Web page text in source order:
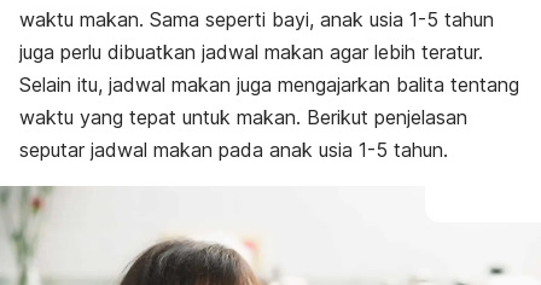
waktu makan. Sama seperti bayi, anak usia 1-5 tahun
juga perlu dibuatkan jadwal makan agar lebih teratur.
Selain itu, jadwal makan juga mengajarkan balita tentang
waktu yang tepat untuk makan. Berikut penjelasan
seputar jadwal makan pada anak usia 1-5 tahun.